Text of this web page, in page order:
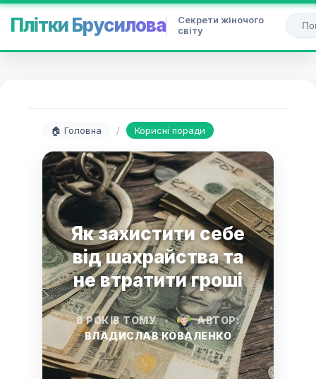
Плітки Брусилова
Секрети жіночого
світу
🏠 Головна / Корисні поради
Як захистити себе
від шахрайства та
не втратити гроші
8 РОКІВ ТОМУ •
АВТОР:
ВЛАДИСЛАВ КОВАЛЕНКО